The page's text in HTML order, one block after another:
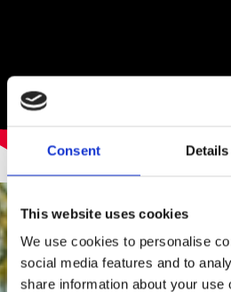
Consent Details
This website uses cookies
We use cookies to personalise
social media features and to
share information about your